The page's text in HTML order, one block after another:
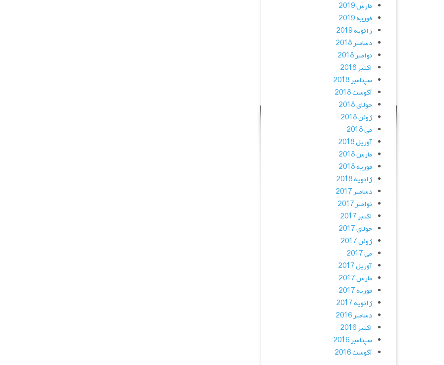
مارس 2019
فوریه 2019
ژانویه 2019
دسامبر 2018
نوامبر 2018
اکتبر 2018
سپتامبر 2018
آگوست 2018
جولای 2018
ژوئن 2018
می 2018
آوریل 2018
مارس 2018
فوریه 2018
ژانویه 2018
دسامبر 2017
نوامبر 2017
اکتبر 2017
جولای 2017
ژوئن 2017
می 2017
آوریل 2017
مارس 2017
فوریه 2017
ژانویه 2017
دسامبر 2016
اکتبر 2016
سپتامبر 2016
آگوست 2016